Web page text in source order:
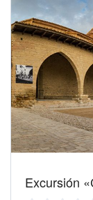
Excursión